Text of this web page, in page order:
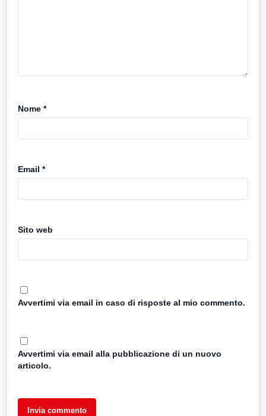
Nome *
Email *
Sito web
Avvertimi via email in caso di risposte al mio commento.
Avvertimi via email alla pubblicazione di un nuovo
articolo.